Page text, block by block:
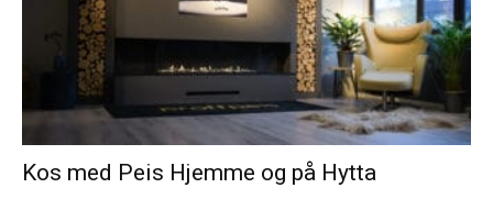
Kos med Peis Hjemme og på Hytta